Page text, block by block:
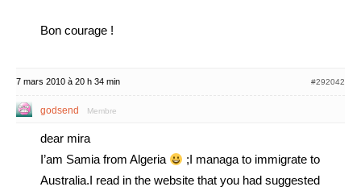
Bon courage !
7 mars 2010 à 20 h 34 min #292042
godsend Membre
dear mira
I’am Samia from Algeria
;I managa to immigrate to
Australia.I read in the website that you had suggested